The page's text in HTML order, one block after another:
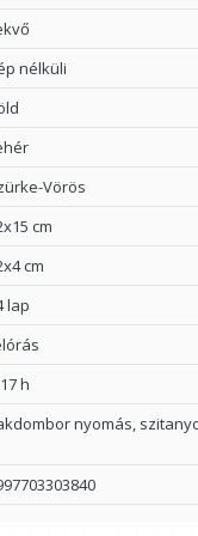
nélküli
Vörös
cm
cm
lap
h
nyomás,